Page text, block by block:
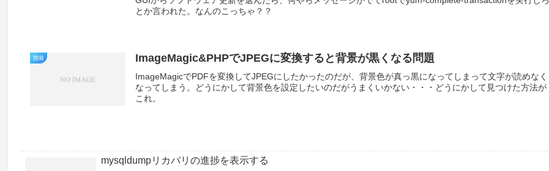
とか言われた。なんのこっちゃ？？
開発 ImageMagic&PHPでJPEGに変換すると背景が黒くなる問題
ImageMagicでPDFを変換してJPEGにしたかったのだが、背景色が真っ黒になってしまって文字が読めなく
なってしまう。どうにかして背景色を設定したいのだがうまくいかない・・・どうにかして見つけた方法が
これ。
mysqldumpリカバリの進捗を表示する